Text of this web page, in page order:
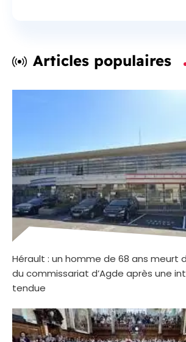
Articles populaires
Hérault : un homme de 68 ans meurt
du commissariat d’Agde après une
tendue